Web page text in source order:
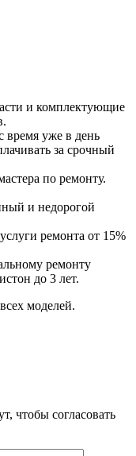
и комплектующие
время уже в день
за срочный
по ремонту.
и недорогой
ремонта от 15%
ремонту
до 3 лет.
моделей.
чтобы согласовать